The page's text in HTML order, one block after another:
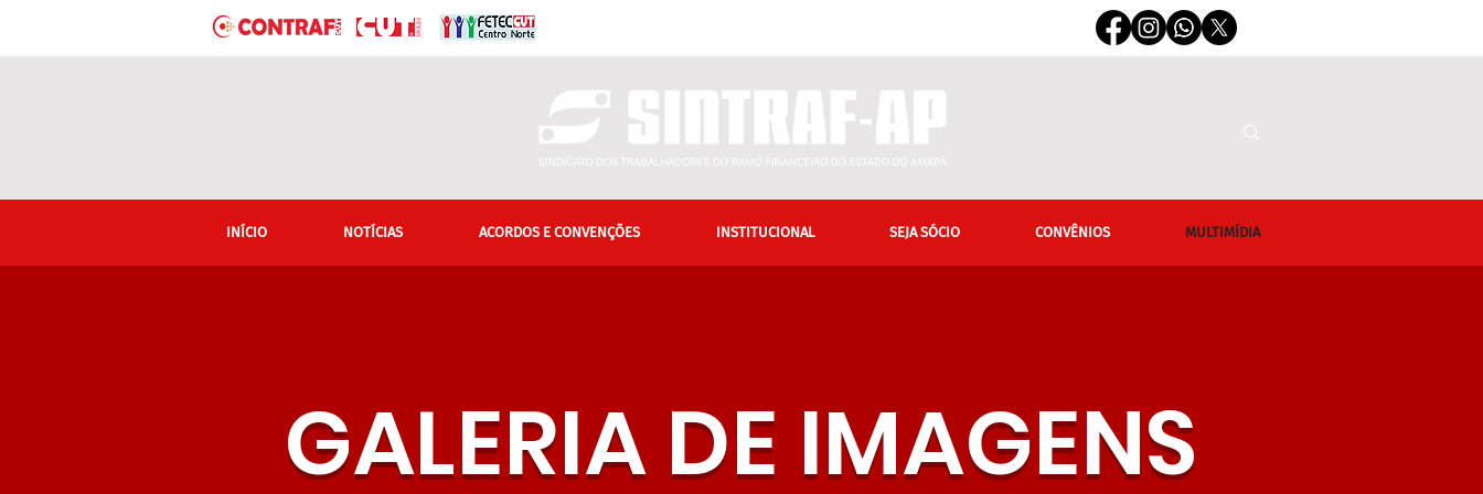
INÍCIO NOTÍCIAS ACORDOS E CONVENÇÕES INSTITUCIONAL SEJA SÓCIO CONVÊNIOS MULTIMÍDIA
GALERIA DE IMAGENS